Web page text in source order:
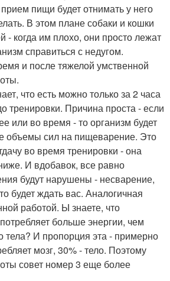
пищи будет отнимать у него
В этом плане собаки и кошки
- когда им плохо, они просто лежат
справиться с недугом.
и после тяжелой умственной
что есть можно только за 2 часа
тренировки. Причина проста - если
или во время - то организм будет
объемы сил на пищеварение. Это
во время тренировки - она
И вдобавок, все равно
будут нарушены - несварение,
будет ждать вас. Аналогичная
работой. Ы знаете, что
больше энергии, чем
тела? И пропорция эта - примерно
мозг, 30% - тело. Поэтому
совет номер 3 еще более